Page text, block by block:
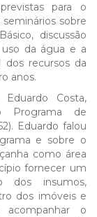
para o
sobre
discussão
da água e a
dos recursos da
anos.
Costa,
Programa de
Eduardo falou
e sobre o
como área
fornecer um
dos insumos,
dos imóveis e
acompanhar o